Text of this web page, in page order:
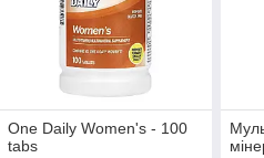
One Daily Women's - 100
tabs